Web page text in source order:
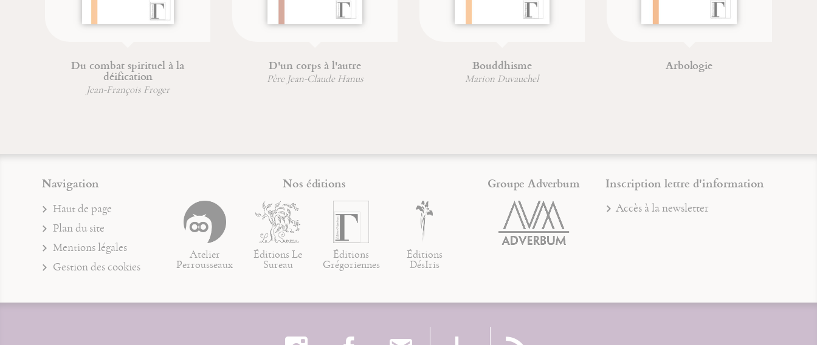
Du combat spirituel à la
déification
Jean-François Froger
D'un corps à l'autre
Père Jean-Claude Hanus
Bouddhisme
Marion Duvauchel
Arbologie
Navigation
Haut de page
Plan du site
Mentions légales
Gestion des cookies
Nos éditions
Atelier
Perrousseaux
Éditions Le
Sureau
Éditions
Grégoriennes
Éditions
DésIris
Groupe Adverbum Inscription lettre d'information
Accès à la newsletter